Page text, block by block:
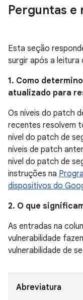
Perguntas e
Esta seção
surgir após a leitura
1. Como
atualizado para
Os níveis do patch
recentes resolvem
nível do patch de
níveis de patch
nível do patch de
instruções na
dispositivos do
2. O que
As entradas na
vulnerabilidade
vulnerabilidade de
Abreviatura